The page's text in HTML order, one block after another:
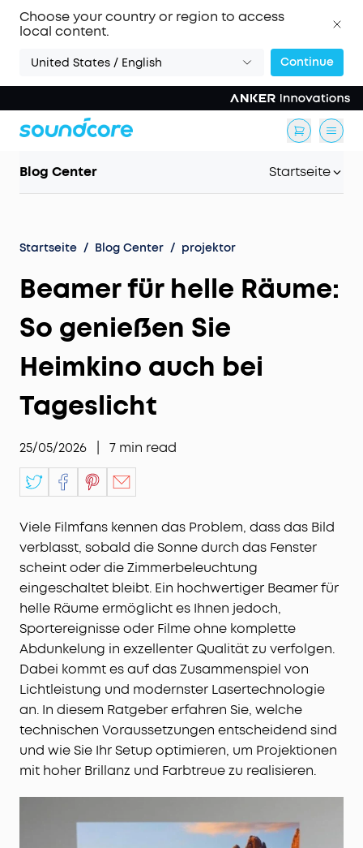
Choose your country or region to access
local content.
United States / English Continue
Blog Center Startseite
Startseite / Blog Center / projektor
Beamer für helle Räume:
So genießen Sie
Heimkino auch bei
Tageslicht
25/05/2026 7 min read
Viele Filmfans kennen das Problem, dass das Bild
verblasst, sobald die Sonne durch das Fenster
scheint oder die Zimmerbeleuchtung
eingeschaltet bleibt. Ein hochwertiger Beamer für
helle Räume ermöglicht es Ihnen jedoch,
Sportereignisse oder Filme ohne komplette
Abdunkelung in exzellenter Qualität zu verfolgen.
Dabei kommt es auf das Zusammenspiel von
Lichtleistung und modernster Lasertechnologie
an. In diesem Ratgeber erfahren Sie, welche
technischen Voraussetzungen entscheidend sind
und wie Sie Ihr Setup optimieren, um Projektionen
mit hoher Brillanz und Farbtreue zu realisieren.